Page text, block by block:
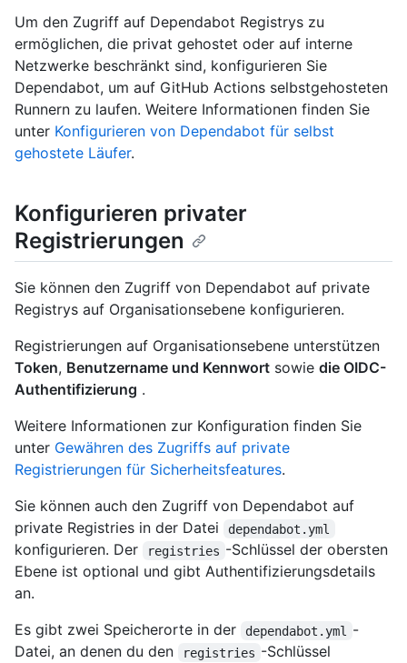
Um den Zugriff auf Dependabot Registrys zu
ermöglichen, die privat gehostet oder auf interne
Netzwerke beschränkt sind, konfigurieren Sie
Dependabot, um auf GitHub Actions selbstgehosteten
Runnern zu laufen. Weitere Informationen finden Sie
unter Konfigurieren von Dependabot für selbst
gehostete Läufer.
Konfigurieren privater
Registrierungen
Sie können den Zugriff von Dependabot auf private
Registrys auf Organisationsebene konfigurieren.
Registrierungen auf Organisationsebene unterstützen
Token, Benutzername und Kennwort sowie die OIDC-
Authentifizierung .
Weitere Informationen zur Konfiguration finden Sie
unter Gewähren des Zugriffs auf private
Registrierungen für Sicherheitsfeatures.
Sie können auch den Zugriff von Dependabot auf
private Registries in der Datei
dependabot.yml
konfigurieren. Der registries -Schlüssel der obersten
Ebene ist optional und gibt Authentifizierungsdetails
an.
Es gibt zwei Speicherorte in der
dependabot.yml
-
Datei, an denen du den
registries -Schlüssel